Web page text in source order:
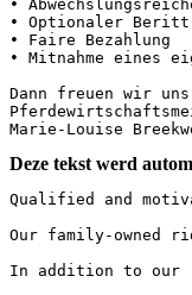
•
• Optionaler
• Faire Bezahlung
• Mitnahme eines
Dann freuen wir
Marie-Louise
Deze tekst werd
Qualified and
Our family-
In addition to our